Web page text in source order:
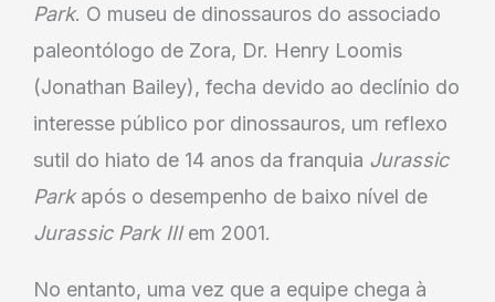
Park. O museu de dinossauros do associado
paleontólogo de Zora, Dr. Henry Loomis
(Jonathan Bailey), fecha devido ao declínio do
interesse público por dinossauros, um reflexo
sutil do hiato de 14 anos da franquia Jurassic
Parkapós o desempenho de baixo nível de
Jurassic Park IIIem 2001.
No entanto, uma vez que a equipe chega à